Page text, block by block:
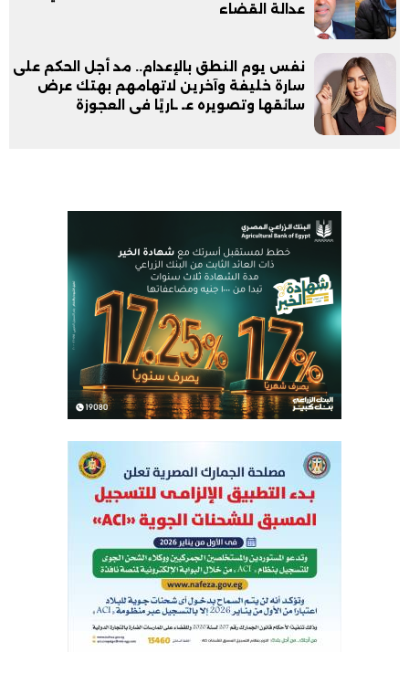
عدالة القضاء
نفس يوم النطق بالإعدام.. مد أجل الحكم على
سارة خليفة وآخرين لاتهامهم بهتك عرض
سائقها وتصويره عـ ـاريًا فى العجوزة